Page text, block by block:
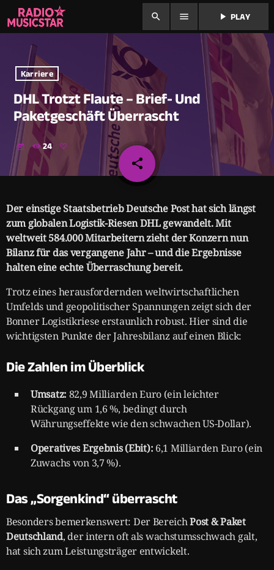
search menu play_arrow PLAY
Karriere
DHL Trotzt Flaute – Brief- Und
Paketgeschäft Überrascht
today 24
share
email
Der einstige Staatsbetrieb Deutsche Post hat sich längst
zum globalen Logistik-Riesen DHL gewandelt. Mit
weltweit 584.000 Mitarbeitern zieht der Konzern nun
Bilanz für das vergangene Jahr – und die Ergebnisse
halten eine echte Überraschung bereit.
Trotz eines herausfordernden weltwirtschaftlichen
Umfelds und geopolitischer Spannungen zeigt sich der
Bonner Logistikriese erstaunlich robust. Hier sind die
wichtigsten Punkte der Jahresbilanz auf einen Blick:
Die Zahlen im Überblick
Umsatz: 82,9 Milliarden Euro (ein leichter
Rückgang um 1,6 %, bedingt durch
Währungseffekte wie den schwachen US-Dollar).
Operatives Ergebnis (Ebit): 6,1 Milliarden Euro (ein
Zuwachs von 3,7 %).
Das „Sorgenkind“ überrascht
Besonders bemerkenswert: Der BereichPost & Paket
Deutschland, der intern oft als wachstumsschwach galt,
hat sich zum Leistungsträger entwickelt.